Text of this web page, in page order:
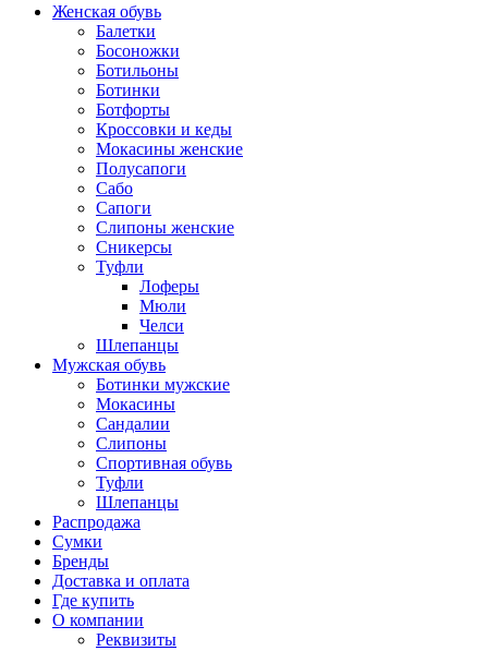
Женская обувь
Балетки
Босоножки
Ботильоны
Ботинки
Ботфорты
Кроссовки и кеды
Мокасины женские
Полусапоги
Сабо
Сапоги
Слипоны женские
Сникерсы
Туфли
Лоферы
Мюли
Челси
Шлепанцы
Мужская обувь
Ботинки мужские
Мокасины
Сандалии
Слипоны
Спортивная обувь
Туфли
Шлепанцы
Распродажа
Сумки
Бренды
Доставка и оплата
Где купить
О компании
Реквизиты